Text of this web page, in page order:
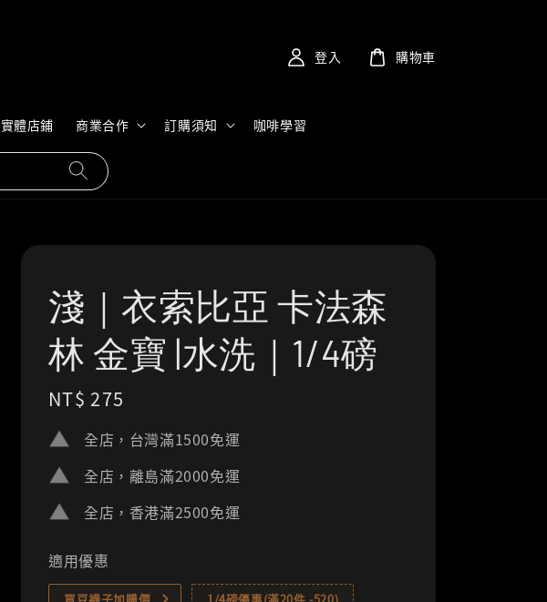
實體店鋪 商業合作 訂購須知 咖啡學習
登入 購物車
淺｜衣索比亞 卡法森
林 金寶 |水洗｜1/4磅
Regular
price
NT$ 275
全店，台灣滿1500免運
全店，離島滿2000免運
全店，香港滿2500免運
適用優惠
買豆襪子加購價 1/4磅優惠(滿20件 -520)